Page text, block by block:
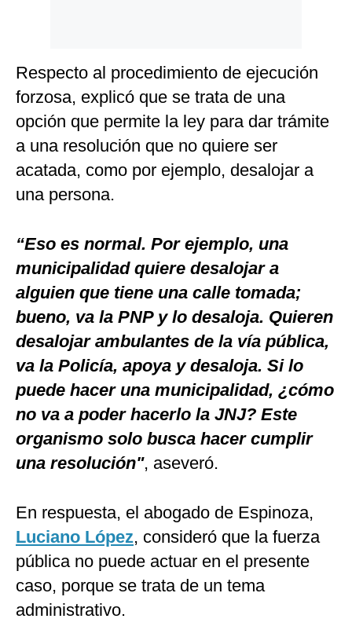
Respecto al procedimiento de ejecución
forzosa, explicó que se trata de una
opción que permite la ley para dar trámite
a una resolución que no quiere ser
acatada, como por ejemplo, desalojar a
una persona.
“Eso es normal. Por ejemplo, una
municipalidad quiere desalojar a
alguien que tiene una calle tomada;
bueno, va la PNP y lo desaloja. Quieren
desalojar ambulantes de la vía pública,
va la Policía, apoya y desaloja. Si lo
puede hacer una municipalidad, ¿cómo
no va a poder hacerlo la JNJ? Este
organismo solo busca hacer cumplir
una resolución", aseveró.
En respuesta, el abogado de Espinoza,
Luciano López, consideró que la fuerza
pública no puede actuar en el presente
caso, porque se trata de un tema
administrativo.